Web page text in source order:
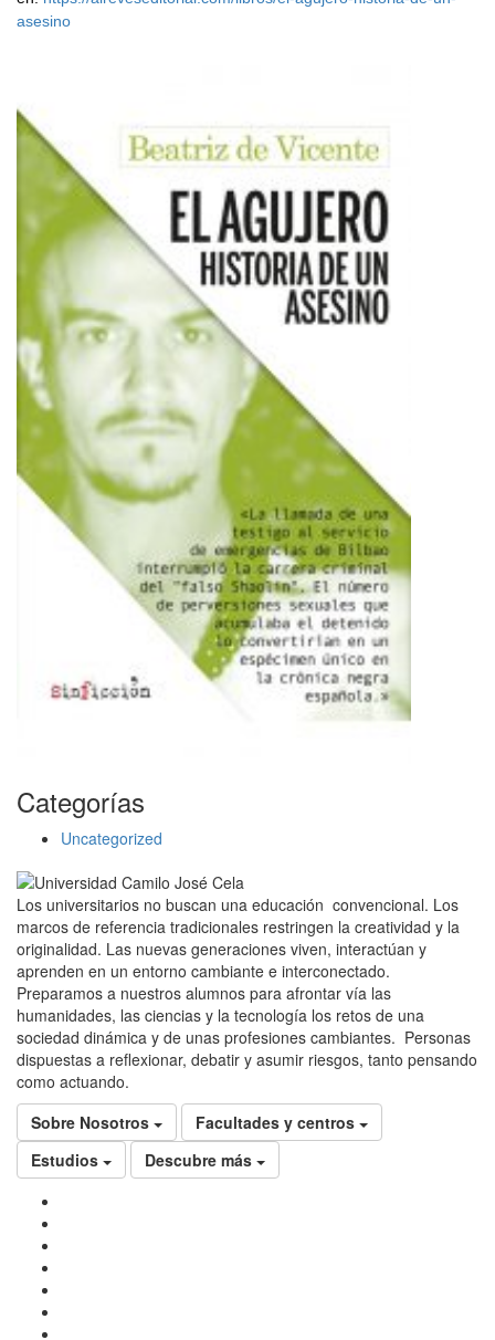
asesino
Categorías
Uncategorized
Los universitarios no buscan una educación convencional. Los
marcos de referencia tradicionales restringen la creatividad y la
originalidad. Las nuevas generaciones viven, interactúan y
aprenden en un entorno cambiante e interconectado.
Preparamos a nuestros alumnos para afrontar vía las
humanidades, las ciencias y la tecnología los retos de una
sociedad dinámica y de unas profesiones cambiantes. Personas
dispuestas a reflexionar, debatir y asumir riesgos, tanto pensando
como actuando.
Sobre Nosotros
Facultades y centros
Estudios
Descubre más